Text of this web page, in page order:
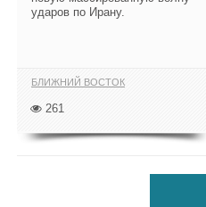
ударов по Ирану.
БЛИЖНИЙ ВОСТОК
261